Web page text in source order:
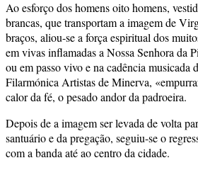
Ao esforço dos homens oito homens,
brancas, que transportam a imagem de
braços, aliou-se a força espiritual dos
em vivas inflamadas a Nossa Senhora da
ou em passo vivo e na cadência musicada
Filarmónica Artistas de Minerva,
calor da fé, o pesado andor da padroeira.
Depois de a imagem ser levada de volta
santuário e da pregação, seguiu-se o
com a banda até ao centro da cidade.